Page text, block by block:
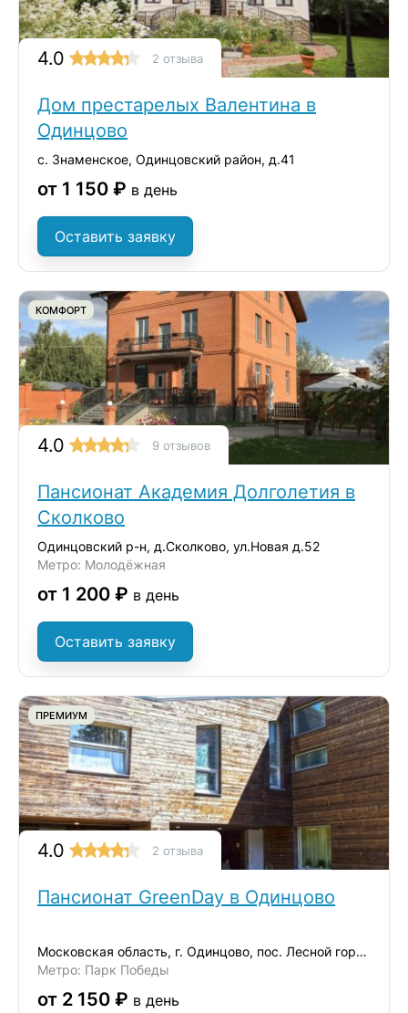
4.0 2 отзыва
Дом престарелых Валентина в
Одинцово
с. Знаменское, Одинцовский район, д.41
от 1 150 ₽ в день
Оставить заявку
КОМФОРТ
4.0 9 отзывов
Пансионат Академия Долголетия в
Сколково
Одинцовский р-н, д.Сколково, ул.Новая д.52
Метро: Молодёжная
от 1 200 ₽ в день
Оставить заявку
ПРЕМИУМ
4.0 2 отзыва
Пансионат GreenDay в Одинцово
Московская область, г. Одинцово, пос. Лесной городок
Метро: Парк Победы
от 2 150 ₽ в день